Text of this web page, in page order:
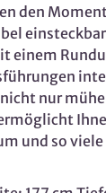
den
einem
nur
und so